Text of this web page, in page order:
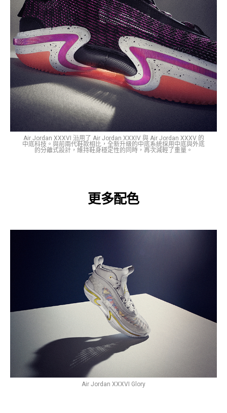
Air Jordan XXXVI 沿用了 Air Jordan XXXIV 與 Air Jordan XXXV 的
中底科技。與前兩代鞋款相比，全新升級的中底系統採用中底與外底
的分離式設計，維持鞋身穩定性的同時，再次減輕了重量。
更多配色
Air Jordan XXXVI Glory